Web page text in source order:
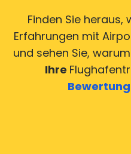
Finden Sie heraus,
Erfahrungen mit
und sehen Sie,
Ihre